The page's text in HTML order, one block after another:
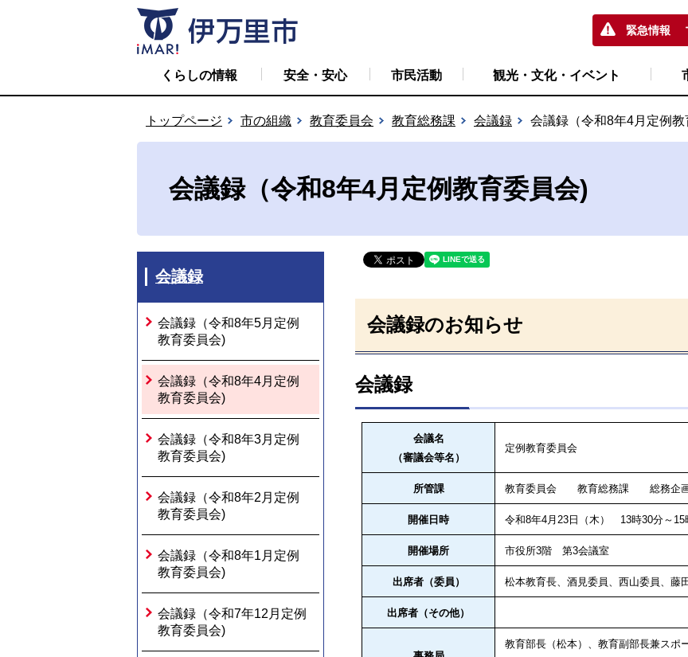
緊急情報
くらしの情報 安全・安心 市民活動 観光・文化・イベント
トップページ 市の組織 教育委員会 教育総務課 会議録 会議録（令和8年4月定例教
会議録（令和8年4月定例教育委員会)
会議録
会議録（令和8年5月定例
教育委員会)
会議録（令和8年4月定例
教育委員会)
会議録（令和8年3月定例
教育委員会)
会議録（令和8年2月定例
教育委員会)
会議録（令和8年1月定例
教育委員会)
会議録（令和7年12月定例
教育委員会)
会議録のお知らせ
会議録
会議名
（審議会等名）
定例教育委員会
所管課 教育委員会 教育総務課 総務企
開催日時 令和8年4月23 日（木） 13時30分～15
開催場所 市役所3階 第3会議室
出席者（委員） 松本教育長、酒見委員、西山委員、藤
出席者（その他）
教育部長（松本）、教育副部長兼スポ